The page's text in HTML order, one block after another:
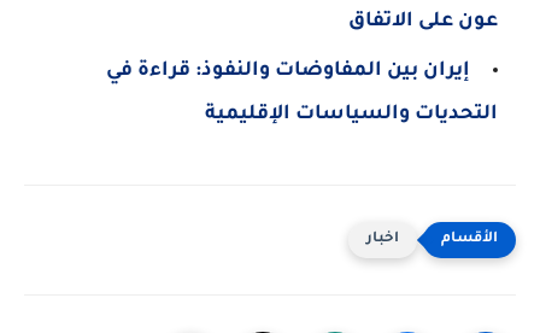
عون على الاتفاق
إيران بين المفاوضات والنفوذ: قراءة في
التحديات والسياسات الإقليمية
اخبار